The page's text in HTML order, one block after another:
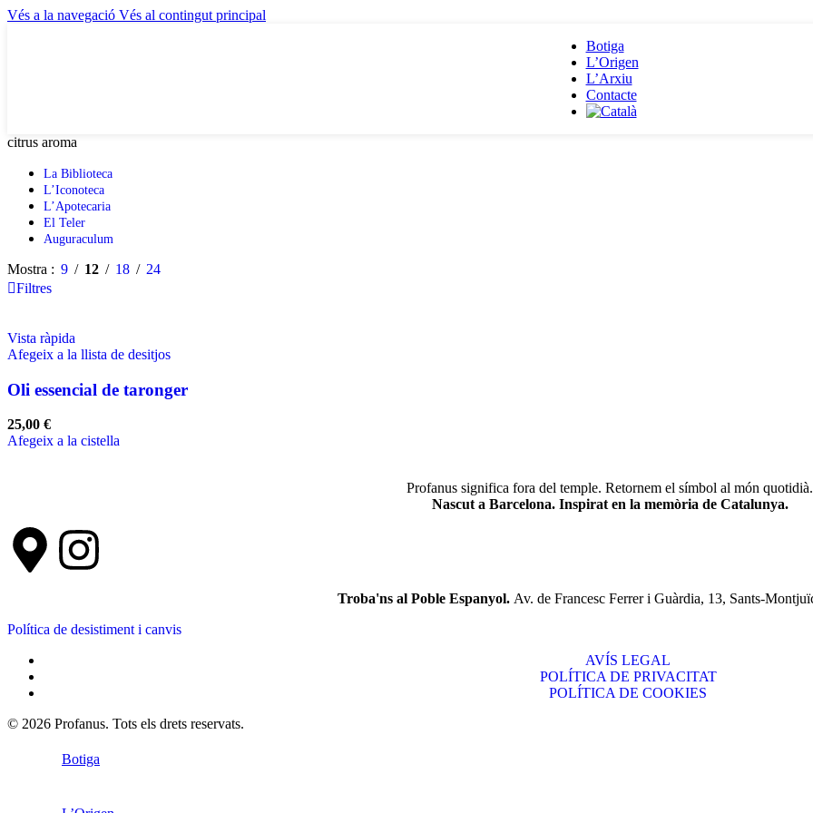
Vés a la navegació Vés al contingut principal
Botiga
L’Origen
L’Arxiu
Contacte
citrus aroma
La Biblioteca
L’Iconoteca
L’Apotecaria
El Teler
Auguraculum
Mostra 9 12 18
24
Filtres
Vista ràpida
Afegeix a la llista de desitjos
Oli essencial de taronger
25,00 €
Afegeix a la cistella
Profanus significa fora del temple. Retornem el símbol al món quotidià.
Nascut a Barcelona. Inspirat en la memòria de Catalunya.
Troba'ns al Poble Espanyol. Av. de Francesc Ferrer i Guàrdia, 13, Sants-
Política de desistiment i canvis
AVÍS LEGAL
POLÍTICA DE PRIVACITAT
POLÍTICA DE COOKIES
© 2026 Profanus. Tots els drets reservats.
Botiga